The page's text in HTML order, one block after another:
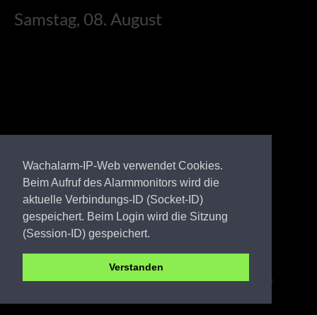
Wachalarm-IP-Web verwendet Cookies.
Beim Aufruf des Alarmmonitors wird die
aktuelle Verbindungs-ID (Socket-ID)
gespeichert. Beim Login wird die Sitzung
(Session-ID) gespeichert.
Verstanden
Samstag, 08. August
UM FW Schwedt OFW 2.ZUG